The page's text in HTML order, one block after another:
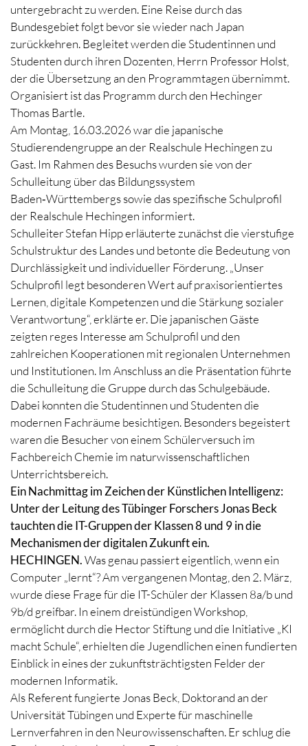
untergebracht zu werden. Eine Reise durch das
Bundesgebiet folgt bevor sie wieder nach Japan
zurückkehren. Begleitet werden die Studentinnen und
Studenten durch ihren Dozenten, Herrn Professor Holst,
der die Übersetzung an den Programmtagen übernimmt.
Organisiert ist das Programm durch den Hechinger
Thomas Bartle.
Am Montag, 16.03.2026 war die japanische
Studierendengruppe an der Realschule Hechingen zu
Gast. Im Rahmen des Besuchs wurden sie von der
Schulleitung über das Bildungssystem
Baden‑Württembergs sowie das spezifische Schulprofil
der Realschule Hechingen informiert.
Schulleiter Stefan Hipp erläuterte zunächst die vierstufige
Schulstruktur des Landes und betonte die Bedeutung von
Durchlässigkeit und individueller Förderung. „Unser
Schulprofil legt besonderen Wert auf praxisorientiertes
Lernen, digitale Kompetenzen und die Stärkung sozialer
Verantwortung“, erklärte er. Die japanischen Gäste
zeigten reges Interesse am Schulprofil und den
zahlreichen Kooperationen mit regionalen Unternehmen
und Institutionen. Im Anschluss an die Präsentation führte
die Schulleitung die Gruppe durch das Schulgebäude.
Dabei konnten die Studentinnen und Studenten die
modernen Fachräume besichtigen. Besonders begeistert
waren die Besucher von einem Schülerversuch im
Fachbereich Chemie im naturwissenschaftlichen
Unterrichtsbereich.
Ein Nachmittag im Zeichen der Künstlichen Intelligenz:
Unter der Leitung des Tübinger Forschers Jonas Beck
tauchten die IT-Gruppen der Klassen 8 und 9 in die
Mechanismen der digitalen Zukunft ein.
HECHINGEN.Was genau passiert eigentlich, wenn ein
Computer „lernt“? Am vergangenen Montag, den 2. März,
wurde diese Frage für die IT-Schüler der Klassen 8a/b und
9b/d greifbar. In einem dreistündigen Workshop,
ermöglicht durch die Hector Stiftung und die Initiative „KI
macht Schule“, erhielten die Jugendlichen einen fundierten
Einblick in eines der zukunftsträchtigsten Felder der
modernen Informatik.
Als Referent fungierte Jonas Beck, Doktorand an der
Universität Tübingen und Experte für maschinelle
Lernverfahren in den Neurowissenschaften. Er schlug die